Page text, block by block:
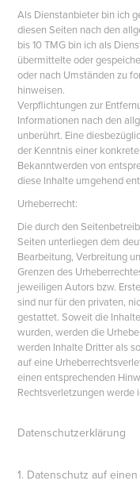
Als Dienstanbieter bin ich
diesen Seiten nach den
bis 10 TMG bin ich als
übermittelte oder
oder nach Umständen zu
hinweisen.
Verpflichtungen zur
Informationen nach den
unberührt. Eine
der Kenntnis einer
Bekanntwerden von
diese Inhalte umgehend
Urheberrecht:
Die durch den
Seiten unterliegen dem
Bearbeitung, Verbreitung
Grenzen des
jeweiligen Autors bzw.
sind nur für den privaten,
gestattet. Soweit die
wurden, werden die
werden Inhalte Dritter als
auf eine
einen entsprechenden
Rechtsverletzungen werde
Datenschutzerklärung
1. Datenschutz auf